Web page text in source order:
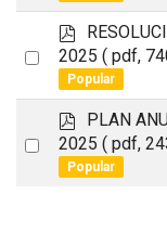
Select
p
d
f
2025 ( pdf,
Popular
Select
p
d
f
PLAN
2025 ( pdf,
Popular